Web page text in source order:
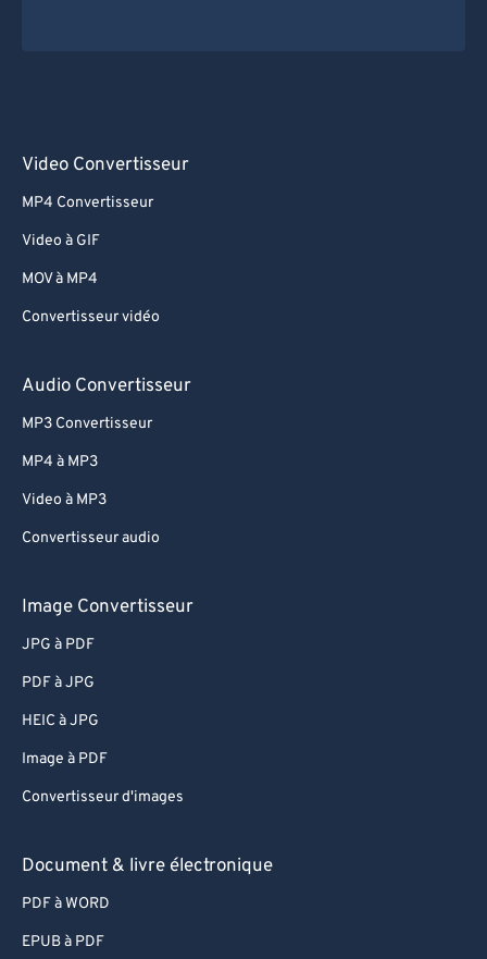
Video Convertisseur
MP4 Convertisseur
Video à GIF
MOV à MP4
Convertisseur vidéo
Audio Convertisseur
MP3 Convertisseur
MP4 à MP3
Video à MP3
Convertisseur audio
Image Convertisseur
JPG à PDF
PDF à JPG
HEIC à JPG
Image à PDF
Convertisseur d'images
Document & livre électronique
PDF à WORD
EPUB à PDF